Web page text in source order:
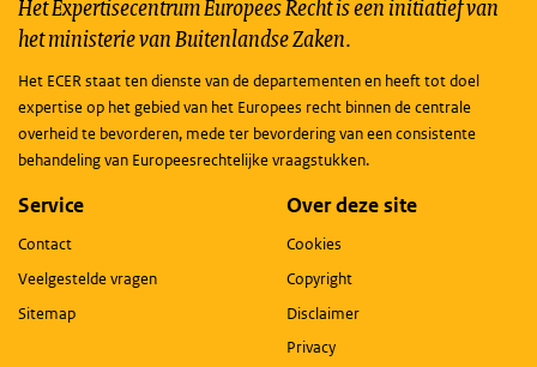
Het Expertisecentrum Europees Recht is een initiatief van
het ministerie van Buitenlandse Zaken.
Het ECER staat ten dienste van de departementen en heeft tot doel
expertise op het gebied van het Europees recht binnen de centrale
overheid te bevorderen, mede ter bevordering van een consistente
behandeling van Europeesrechtelijke vraagstukken.
Service
Contact
Veelgestelde vragen
Sitemap
Over deze site
Cookies
Copyright
Disclaimer
Privacy